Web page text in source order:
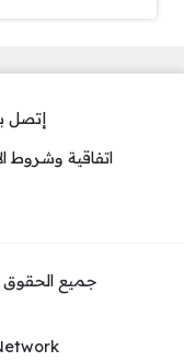
إتصل
اتفاقية وشروط
جميع الحقوق